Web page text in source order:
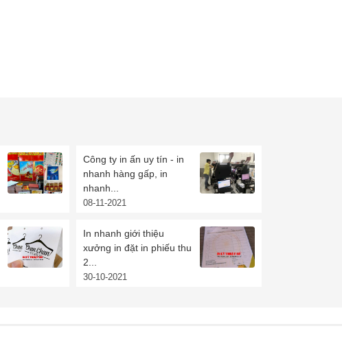
Công ty in ấn uy tín - in
nhanh hàng gấp, in
nhanh...
08-11-2021
In nhanh giới thiệu
xưởng in đặt in phiếu thu
2...
30-10-2021